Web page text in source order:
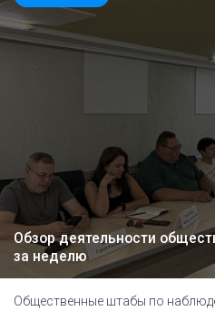
Обзор деятельности
за неделю
Общественные штабы по